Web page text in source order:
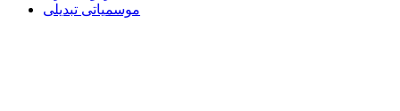
موسمیاتی تبدیلی